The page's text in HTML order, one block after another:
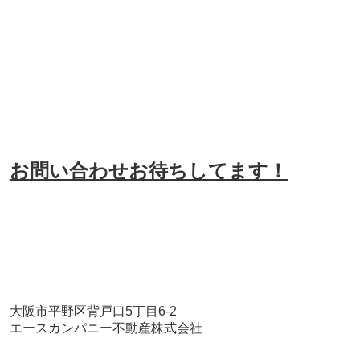
お問い合わせお待ちしてます！
大阪市平野区背戸口5丁目6-2
エースカンパニー不動産株式会社